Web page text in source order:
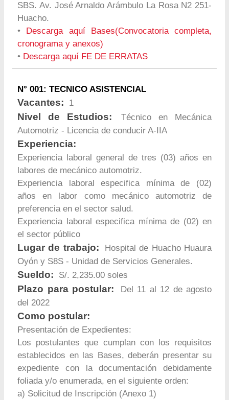
SBS. Av. José Arnaldo Arámbulo La Rosa N2 251-
Huacho.
•
Descarga aquí Bases(Convocatoria completa,
cronograma y anexos)
• Descarga aquí FE DE ERRATAS
N° 001: TECNICO ASISTENCIAL
Vacantes: 1
Nivel de Estudios:
Técnico en Mecánica
Automotriz - Licencia de conducir A-IIA
Experiencia:
Experiencia laboral general de tres (03) años en
labores de mecánico automotriz.
Experiencia laboral especifica mínima de (02)
años en labor como mecánico automotriz de
preferencia en el sector salud.
Experiencia laboral especifica mínima de (02) en
el sector público
Lugar de trabajo:
Hospital de Huacho Huaura
Oyón y S8S - Unidad de Servicios Generales.
Sueldo: S/. 2,235.00 soles
Plazo para postular:
Del 11 al 12 de agosto
del 2022
Como postular:
Presentación de Expedientes:
Los postulantes que cumplan con los requisitos
establecidos en las Bases, deberán presentar su
expediente con la documentación debidamente
foliada y/o enumerada, en el siguiente orden:
a) Solicitud de Inscripción (Anexo 1)